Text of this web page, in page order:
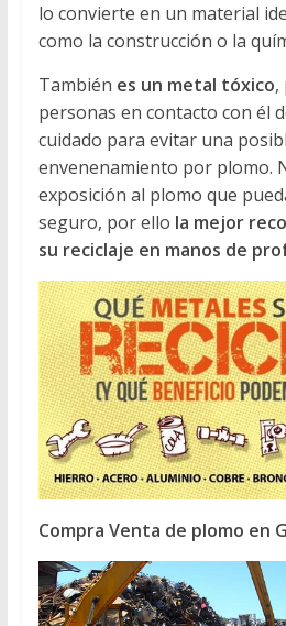
lo convierte en un material
como la construcción o la
También es un metal tóxico,
personas en contacto con él
cuidado para evitar una
envenenamiento por plomo.
exposición al plomo que
seguro, por ello la mejor
su reciclaje en manos de
Compra Venta de plomo en